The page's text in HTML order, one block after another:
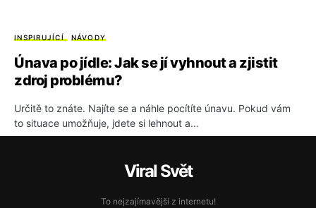
INSPIRUJÍCÍ NÁVODY
Únava po jídle: Jak se jí vyhnout a zjistit
zdroj problému?
Určitě to znáte. Najíte se a náhle pocítíte únavu. Pokud vám
to situace umožňuje, jdete si lehnout a…
Viral Svět
To nejzajímavější z internetu!